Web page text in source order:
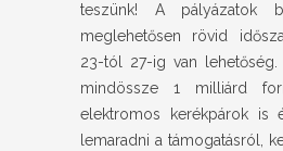
teszünk! A pályázatok
meglehetősen rövid
23-tól 27-ig van
mindössze 1 milliárd
elektromos kerékpárok is
lemaradni a támogatásról,